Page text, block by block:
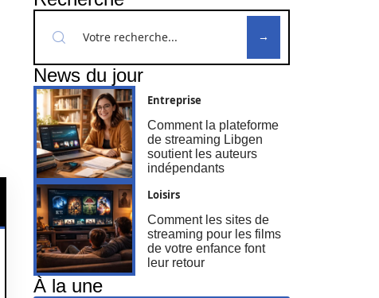
News du jour
Entreprise
Comment la plateforme
de streaming Libgen
soutient les auteurs
indépendants
Loisirs
Comment les sites de
streaming pour les films
de votre enfance font
leur retour
À la une